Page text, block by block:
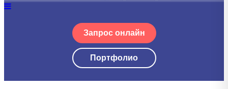
Запрос онлайн
Портфолио